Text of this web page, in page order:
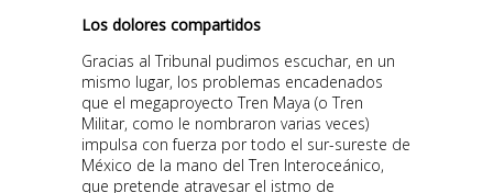
Los dolores compartidos
Gracias al Tribunal pudimos escuchar, en un
mismo lugar, los problemas encadenados
que el megaproyecto Tren Maya (o Tren
Militar, como le nombraron varias veces)
impulsa con fuerza por todo el sur-sureste de
México de la mano del Tren Interoceánico,
que pretende atravesar el istmo de